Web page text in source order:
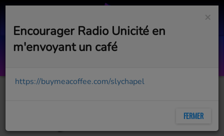
Outside
×
Encourager Radio Unicité en
m'envoyant un café
https://buymeacoffee.com/slychapel
FERMER